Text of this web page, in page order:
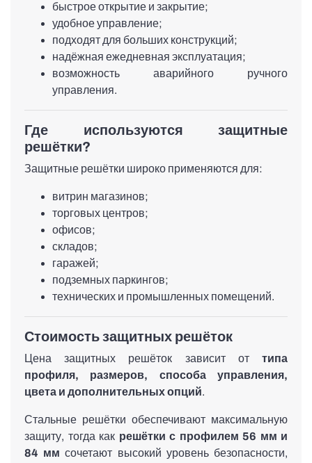
быстрое открытие и закрытие;
удобное управление;
подходят для больших конструкций;
надёжная ежедневная эксплуатация;
возможность аварийного ручного
управления.
Где используются защитные
решётки?
Защитные решётки широко применяются для:
витрин магазинов;
торговых центров;
офисов;
складов;
гаражей;
подземных паркингов;
технических и промышленных помещений.
Стоимость защитных решёток
Цена защитных решёток зависит от типа
профиля, размеров, способа управления,
цвета и дополнительных опций.
Стальные решётки обеспечивают максимальную
защиту, тогда как решётки с профилем 56 мм и
84 мм сочетают высокий уровень безопасности,